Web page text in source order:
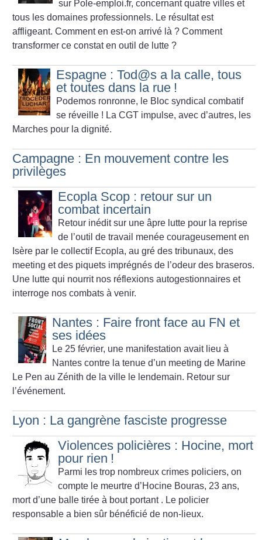
sur Pole-emploi.fr, concernant quatre villes et
tous les domaines professionnels. Le résultat est
affligeant. Comment en est-on arrivé là ? Comment
transformer ce constat en outil de lutte ?
Espagne : Tod@s a la calle, tous
et toutes dans la rue !
Podemos ronronne, le Bloc syndical combatif
se réveille ! La CGT impulse, avec d’autres, les
Marches pour la dignité.
Campagne : En mouvement contre les
privilèges
Ecopla Scop : retour sur un
combat incertain
Retour inédit sur une âpre lutte pour la reprise
de l’outil de travail menée courageusement en
Isère par le collectif Ecopla, au gré des tribunaux, des
meeting et des piquets imprégnés de l’odeur des braseros.
Une lutte qui nourrit nos réflexions autogestionnaires et
interroge nos combats à venir.
Nantes : Faire front face au FN et
ses idées
Le 25 février, une manifestation avait lieu à
Nantes contre la tenue d’un meeting de Marine
Le Pen au Zénith de la ville le lendemain. Retour sur
l’événement.
Lyon : La gangrène fasciste progresse
Violences policières : Hocine, mort
pour rien !
Parmi les trop nombreux crimes policiers, on
compte le meurtre d’Hocine Bouras, 23 ans,
mort d’une balle tirée à bout portant . Le policier
responsable a bien sûr bénéficié de non-lieux.